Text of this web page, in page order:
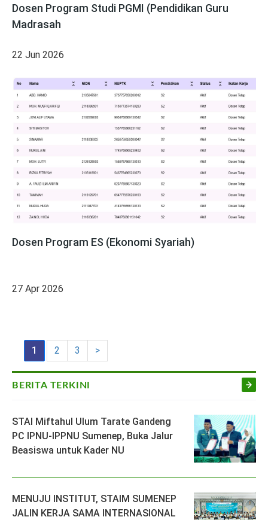
Dosen Program Studi PGMI (Pendidikan Guru
Madrasah
22 Jun 2026
Dosen Program ES (Ekonomi Syariah)
27 Apr 2026
1 2 3 >
BERITA TERKINI
STAI Miftahul Ulum Tarate Gandeng
PC IPNU-IPPNU Sumenep, Buka Jalur
Beasiswa untuk Kader NU
MENUJU INSTITUT, STAIM SUMENEP
JALIN KERJA SAMA INTERNASIONAL